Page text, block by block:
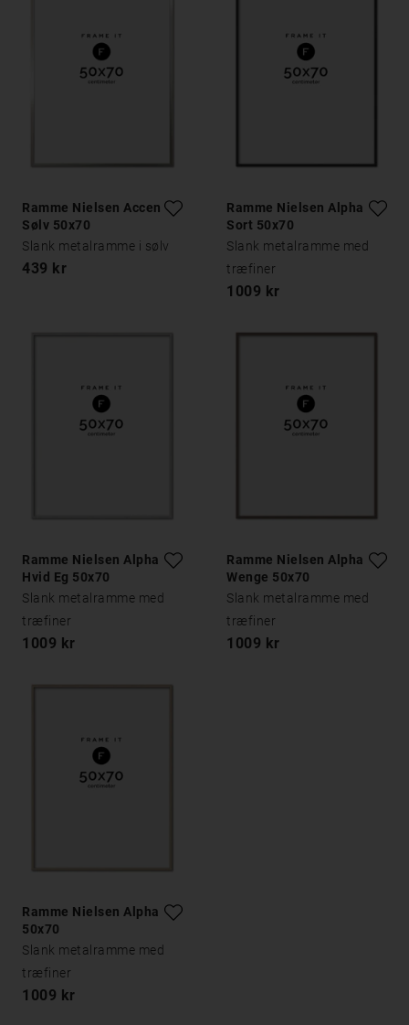
Ramme Nielsen Accent
Sølv 50x70
Slank metalramme i sølv
439 kr
Ramme Nielsen Alpha
Sort 50x70
Slank metalramme med
træfiner
1009 kr
Ramme Nielsen Alpha
Hvid Eg 50x70
Slank metalramme med
træfiner
1009 kr
Ramme Nielsen Alpha
Wenge 50x70
Slank metalramme med
træfiner
1009 kr
Ramme Nielsen Alpha Eg
50x70
Slank metalramme med
træfiner
1009 kr